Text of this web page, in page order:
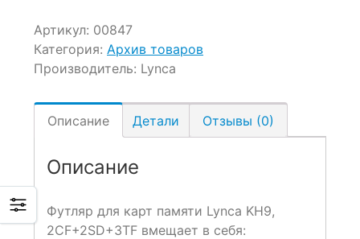
Артикул: 00847
Категория: Архив товаров
Производитель: Lynca
Описание Детали Отзывы (0)
Описание
Футляр для карт памяти Lynca KH9,
2CF+2SD+3TF вмещает в себя: